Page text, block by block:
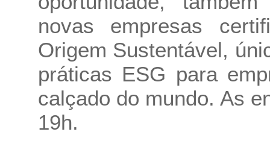
novas empresas
Origem Sustentável,
práticas ESG para
calçado do mundo. As
19h.